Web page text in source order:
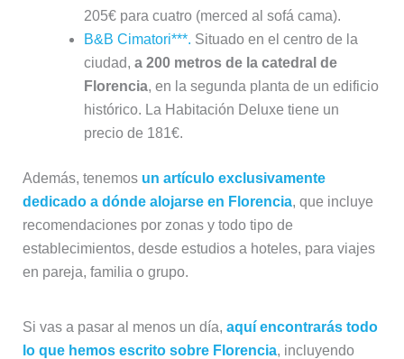
205€ para cuatro (merced al sofá cama).
B&B Cimatori***. Situado en el centro de la
ciudad, a 200 metros de la catedral de
Florencia, en la segunda planta de un edificio
histórico. La Habitación Deluxe tiene un
precio de 181€.
Además, tenemos un artículo exclusivamente
dedicado a dónde alojarse en Florencia, que incluye
recomendaciones por zonas y todo tipo de
establecimientos, desde estudios a hoteles, para viajes
en pareja, familia o grupo.
Si vas a pasar al menos un día, aquí encontrarás todo
lo que hemos escrito sobre Florencia, incluyendo